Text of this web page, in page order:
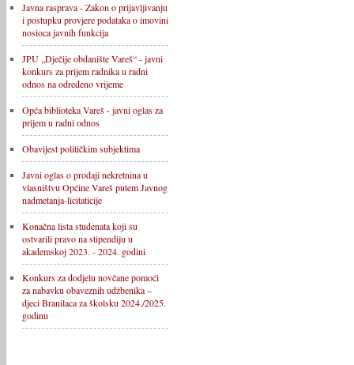
Javna rasprava - Zakon o prijavljivanju
i postupku provjere podataka o imovini
nosioca javnih funkcija
JPU „Dječije obdanište Vareš“ - javni
konkurs za prijem radnika u radni
odnos na određeno vrijeme
Opća biblioteka Vareš - javni oglas za
prijem u radni odnos
Obavijest političkim subjektima
Javni oglas o prodaji nekretnina u
vlasništvu Općine Vareš putem Javnog
nadmetanja-licitaticije
Konačna lista studenata koji su
ostvarili pravo na stipendiju u
akademskoj 2023. - 2024. godini
Konkurs za dodjelu novčane pomoći
za nabavku obaveznih udžbenika –
djeci Branilaca za školsku 2024./2025.
godinu